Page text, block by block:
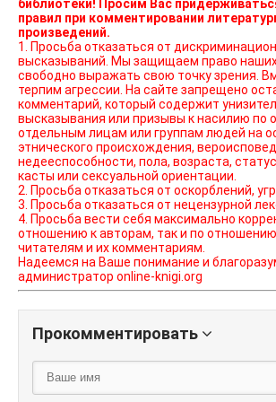
библиотеки! Просим Вас
правил при комментировании
произведений.
1. Просьба отказаться от
высказываний. Мы защищаем право наших читателей
свободно выражать свою точку зрения.
терпим агрессии. На сайте запрещено
комментарий, который содержит
высказывания или призывы к насилию по
отдельным лицам или группам людей на
этнического происхождения,
недееспособности, пола, возраста,
касты или сексуальной ориентации.
2. Просьба отказаться от оскорблений,
3. Просьба отказаться от нецензурной
4. Просьба вести себя максимально
отношению к авторам, так и по
читателям и их комментариям.
Надеемся на Ваше понимание и
администратор online-knigi.org
Прокомментировать